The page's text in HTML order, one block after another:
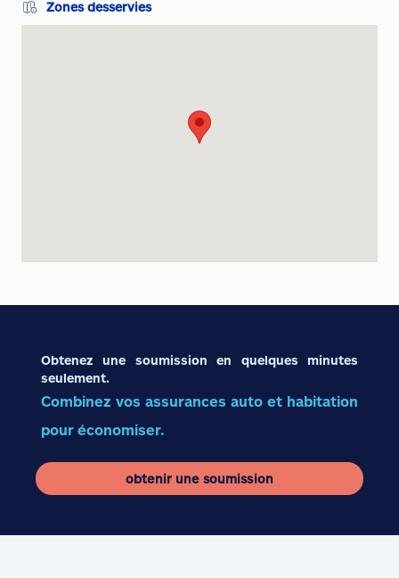
Zones desservies
Obtenez une soumission en quelques minutes
seulement.
Combinez vos assurances auto et habitation
pour économiser.
obtenir une soumission